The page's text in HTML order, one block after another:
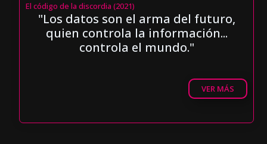
El código de la discordia (2021)
"Los datos son el arma del futuro,
quien controla la información...
controla el mundo."
VER MÁS